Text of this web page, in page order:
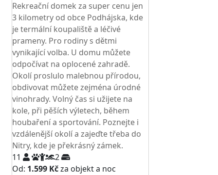
Rekreační domek za super cenu jen
3 kilometry od obce Podhájska, kde
je termální koupaliště a léčivé
prameny. Pro rodiny s dětmi
vynikající volba. U domu můžete
odpočívat na oplocené zahradě.
Okolí proslulo malebnou přírodou,
obdivovat můžete zejména úrodné
vinohrady. Volný čas si užijete na
kole, při pěších výletech, během
houbaření a sportování. Poznejte i
vzdálenější okolí a zajeďte třeba do
Nitry, kde je překrásný zámek.
11
2
Od: 1.599 Kčza objekt a noc